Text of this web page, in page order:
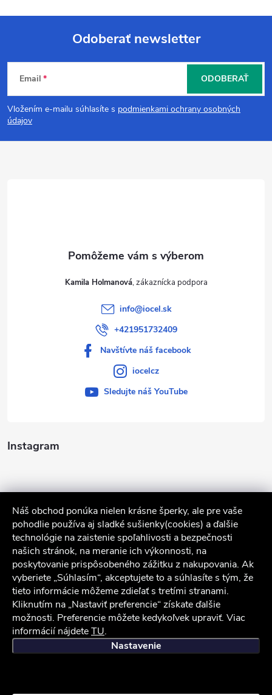
Náš obchod ponúka nielen krásne šperky, ale pre vaše
pohodlie používa aj sladké sušienky(cookies) a ďalšie
technológie na zaistenie spoľahlivosti a bezpečnosti
našich stránok, na meranie ich výkonnosti, na
poskytovanie prispôsobeného zážitku z nakupovania. Ak
vyberiete „Súhlasím“, akceptujete to a súhlasíte s tým, že
tieto informácie môžeme zdieľať s tretími stranami.
Kliknutím na „Nastaviť preferencie“ získate ďalšie
možnosti. Preferencie môžete kedykoľvek upraviť. Viac
informácií nájdeteTU.
Nastavenie
Z
á
p
Odoberať newsletter
Email
Vložením e-mailu súhlasíte s podmienkami ochrany osobných
údajov
ODOBERAŤ
Instagram
Sledovať na Instagrame
Služby zákazníkom
Kamila Holmanová
info@iocel.sk
+421951732409
Navštívte náš facebook
iocelcz
Sledujte náš YouTube
iocel.sk Obchodné podmienky Ochrana osobných údajov